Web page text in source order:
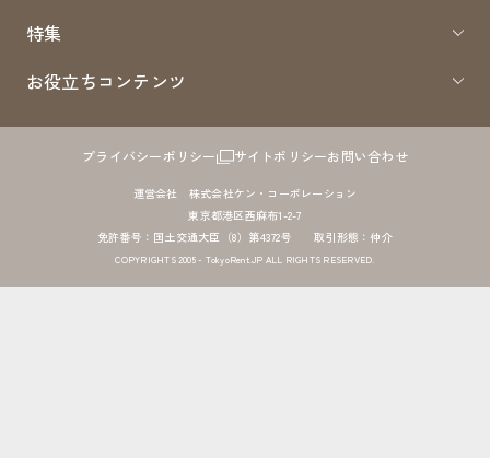
特集
お役立ちコンテンツ
プライバシーポリシー サイトポリシーお問い合わせ
運営会社 株式会社ケン・コーポレーション
東京都港区西麻布1-2-7
免許番号：国土交通大臣（8）第4372号 取引形態：仲介
COPYRIGHTS 2005 - TokyoRent.JP ALL RIGHTS RESERVED.